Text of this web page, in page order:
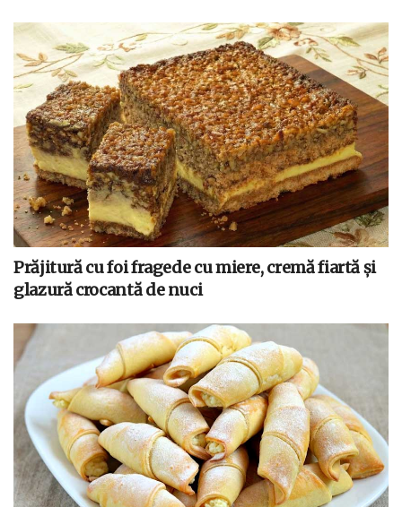
Prăjitură cu foi fragede cu miere, cremă fiartă și
glazură crocantă de nuci